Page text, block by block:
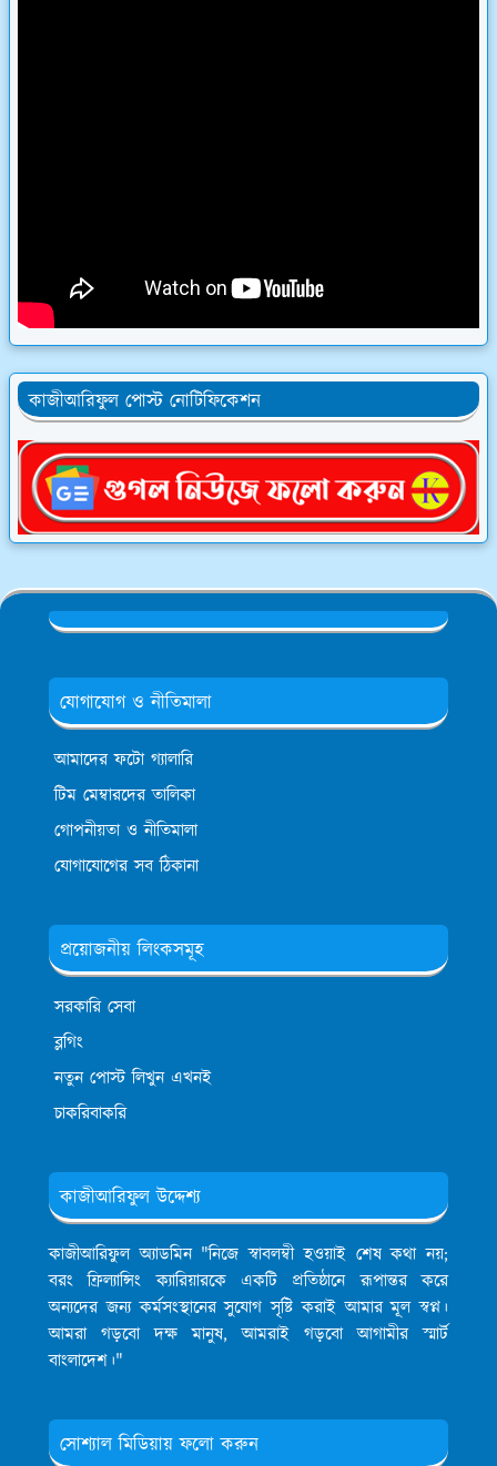
কাজীআরিফুল পোস্ট নোটিফিকেশন
যোগাযোগ ও নীতিমালা
আমাদের ফটো গ্যালারি
টিম মেম্বারদের তালিকা
গোপনীয়তা ও নীতিমালা
যোগাযোগের সব ঠিকানা
প্রয়োজনীয় লিংকসমূহ
সরকারি সেবা
ব্লগিং
নতুন পোস্ট লিখুন এখনই
চাকরিবাকরি
কাজীআরিফুল উদ্দেশ্য
কাজীআরিফুল অ্যাডমিন "নিজে স্বাবলম্বী হওয়াই শেষ কথা নয়;
বরং ফ্রিল্যান্সিং ক্যারিয়ারকে একটি প্রতিষ্ঠানে রূপান্তর করে
অন্যদের জন্য কর্মসংস্থানের সুযোগ সৃষ্টি করাই আমার মূল স্বপ্ন।
আমরা গড়বো দক্ষ মানুষ, আমরাই গড়বো আগামীর স্মার্ট
বাংলাদেশ।"
সোশ্যাল মিডিয়ায় ফলো করুন